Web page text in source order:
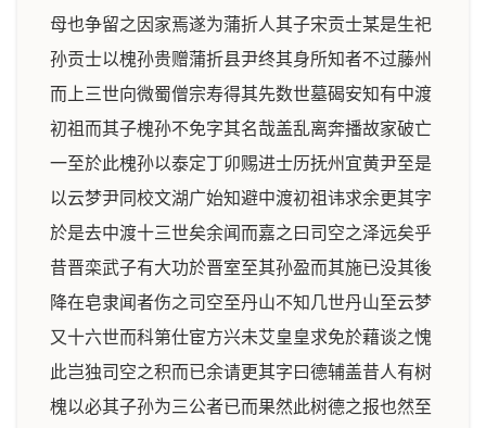
母也争留之因家焉遂为蒲折人其子宋贡士某是生祀
孙贡士以槐孙贵赠蒲折县尹终其身所知者不过藤州
而上三世向微蜀僧宗寿得其先数世墓碣安知有中渡
初祖而其子槐孙不免字其名哉盖乱离奔播故家破亡
一至於此槐孙以泰定丁卯赐进士历抚州宜黄尹至是
以云梦尹同校文湖广始知避中渡初祖讳求余更其字
於是去中渡十三世矣余闻而嘉之曰司空之泽远矣乎
昔晋栾武子有大功於晋室至其孙盈而其施已没其後
降在皂隶闻者伤之司空至丹山不知几世丹山至云梦
又十六世而科第仕宦方兴未艾皇皇求免於藉谈之愧
此岂独司空之积而已余请更其字曰德辅盖昔人有树
槐以必其子孙为三公者已而果然此树德之报也然至